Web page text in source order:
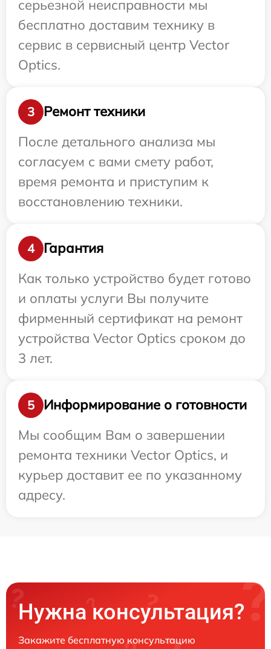
серьезной неисправности мы
бесплатно доставим технику в
сервис в сервисный центр Vector
Optics.
3
Ремонт техники
После детального анализа мы
согласуем с вами смету работ,
время ремонта и приступим к
восстановлению техники.
4
Гарантия
Как только устройство будет готово
и оплаты услуги Вы получите
фирменный сертификат на ремонт
устройства Vector Optics сроком до
3 лет.
5
Информирование о готовности
Мы сообщим Вам о завершении
ремонта техники Vector Optics, и
курьер доставит ее по указанному
адресу.
Нужна консультация?
Закажите бесплатную консультацию